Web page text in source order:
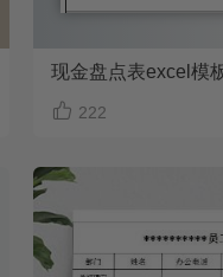
现金盘点表excel模
 222